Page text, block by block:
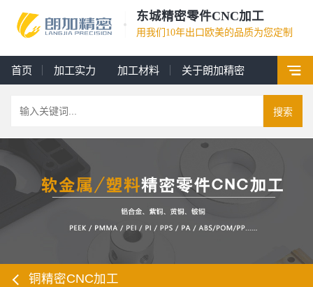
东城精密零件CNC加工
用我们10年出口欧美的品质为您定制
首页 加工实力 加工材料 关于朗加精密
搜索
铜精密CNC加工